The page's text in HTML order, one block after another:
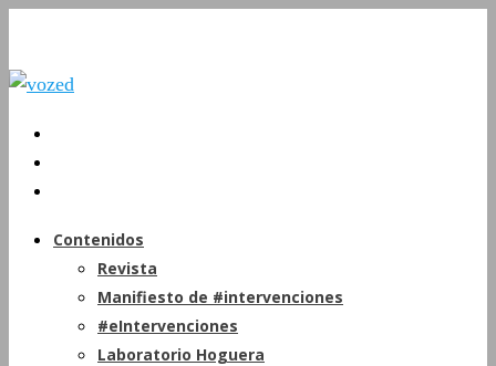
Contenidos
Revista
Manifiesto de #intervenciones
#eIntervenciones
Laboratorio Hoguera